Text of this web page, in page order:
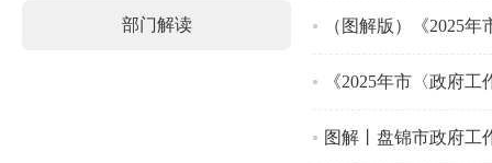
部门解读
图解丨盘锦市政府工